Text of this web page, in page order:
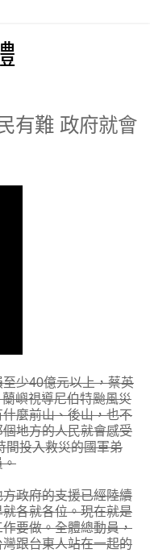
有難 政府就會
少40億元以上，蔡英
嶼視導尼伯特颱風災
麼前山、後山，也不
地方的人民就會感受
間投入救災的國軍弟
。
政府的支援已經陸續
各就各位。現在就是
要做。全體總動員，
跟台東人站在一起的